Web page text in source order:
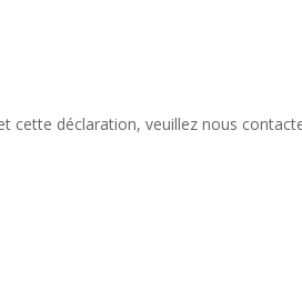
cette déclaration, veuillez nous